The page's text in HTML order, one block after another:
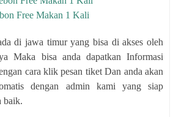
Free Makan 1 Kali
di jawa timur yang bisa di akses oleh
Maka bisa anda dapatkan Informasi
cara klik pesan tiket Dan anda akan
dengan admin kami yang siap
baik.